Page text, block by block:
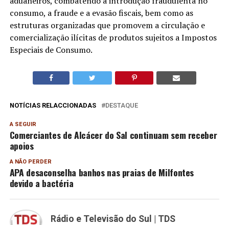
consumo, a fraude e a evasão fiscais, bem como as
estruturas organizadas que promovem a circulação e
comercialização ilícitas de produtos sujeitos a Impostos
Especiais de Consumo.
NOTÍCIAS RELACCIONADAS DESTAQUE
A SEGUIR
Comerciantes de Alcácer do Sal continuam sem receber
apoios
A NÃO PERDER
APA desaconselha banhos nas praias de Milfontes
devido a bactéria
Rádio e Televisão do Sul | TDS